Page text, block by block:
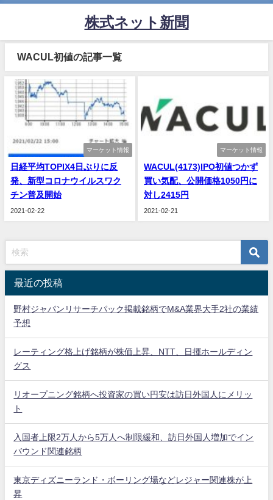
株式ネット新聞
WACUL初値の記事一覧
マーケット情報
日経平均TOPIX4日ぶりに反
発、新型コロナウイルスワク
チン普及開始
2021-02-22
マーケット情報
WACUL(4173)IPO初値つかず
買い気配、公開価格1050円に
対し2415円
2021-02-21
最近の投稿
野村ジャパンリサーチパック掲載銘柄でM&A業界大手2社の業績
予想
レーティング格上げ銘柄が株価上昇、NTT、日揮ホールディン
グス
リオープニング銘柄へ投資家の買い円安は訪日外国人にメリッ
ト
入国者上限2万人から5万人へ制限緩和、訪日外国人増加でイン
バウンド関連銘柄
東京ディズニーランド・ボーリング場などレジャー関連株が上
昇